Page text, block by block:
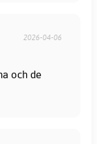
2026-04-06
och de